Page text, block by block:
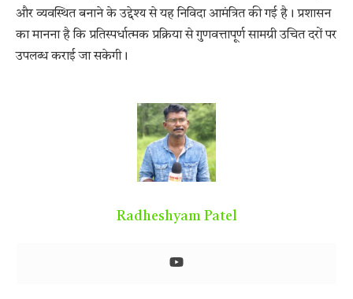
और व्यवस्थित बनाने के उद्देश्य से यह निविदा आमंत्रित की गई है। प्रशासन
का मानना है कि प्रतिस्पर्धात्मक प्रक्रिया से गुणवत्तापूर्ण सामग्री उचित दरों पर
उपलब्ध कराई जा सकेगी।
Radheshyam Patel